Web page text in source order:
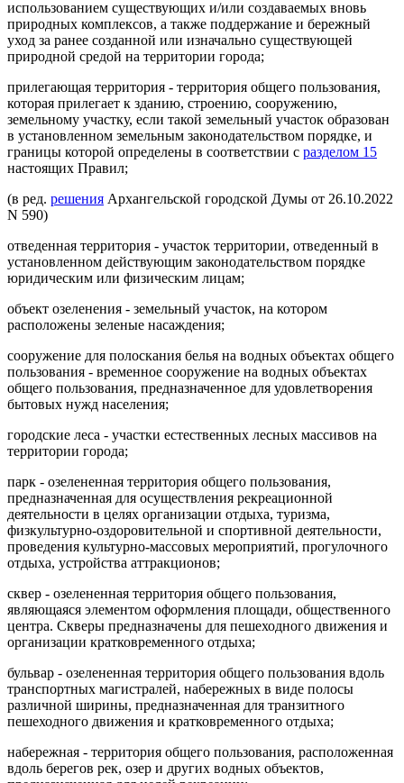
использованием существующих и/или создаваемых вновь
природных комплексов, а также поддержание и бережный
уход за ранее созданной или изначально существующей
природной средой на территории города;
прилегающая территория - территория общего пользования,
которая прилегает к зданию, строению, сооружению,
земельному участку, если такой земельный участок образован
в установленном земельным законодательством порядке, и
границы которой определены в соответствии с разделом 15
настоящих Правил;
(в ред. решения Архангельской городской Думы от 26.10.2022
N 590)
отведенная территория - участок территории, отведенный в
установленном действующим законодательством порядке
юридическим или физическим лицам;
объект озеленения - земельный участок, на котором
расположены зеленые насаждения;
сооружение для полоскания белья на водных объектах общего
пользования - временное сооружение на водных объектах
общего пользования, предназначенное для удовлетворения
бытовых нужд населения;
городские леса - участки естественных лесных массивов на
территории города;
парк - озелененная территория общего пользования,
предназначенная для осуществления рекреационной
деятельности в целях организации отдыха, туризма,
физкультурно-оздоровительной и спортивной деятельности,
проведения культурно-массовых мероприятий, прогулочного
отдыха, устройства аттракционов;
сквер - озелененная территория общего пользования,
являющаяся элементом оформления площади, общественного
центра. Скверы предназначены для пешеходного движения и
организации кратковременного отдыха;
бульвар - озелененная территория общего пользования вдоль
транспортных магистралей, набережных в виде полосы
различной ширины, предназначенная для транзитного
пешеходного движения и кратковременного отдыха;
набережная - территория общего пользования, расположенная
вдоль берегов рек, озер и других водных объектов,